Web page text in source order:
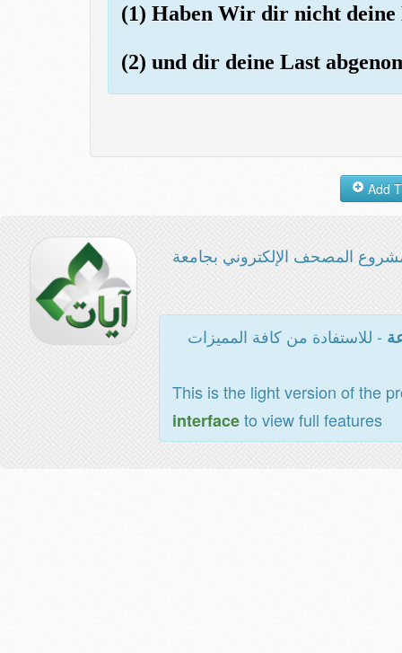
(1) Haben Wir dir nicht deine
(2) und dir deine Last
المصحف الإلكتروني بجامعة
- للاستفادة من كافة المميزات
This is the light version of the
interfaceto view full features